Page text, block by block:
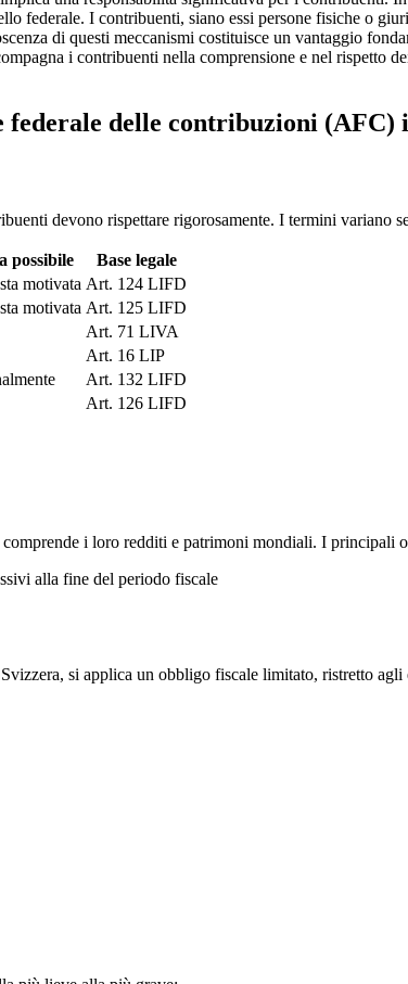
federale. I contribuenti, siano essi persone fisiche o
di questi meccanismi costituisce un vantaggio
i contribuenti nella comprensione e nel rispetto
delle contribuzioni (AFC)
devono rispettare rigorosamente. I termini variano
possibile
Base legale
motivata Art. 124 LIFD
motivata Art. 125 LIFD
Art. 71 LIVA
Art. 16 LIP
Art. 132 LIFD
Art. 126 LIFD
i loro redditi e patrimoni mondiali. I principali
alla fine del periodo fiscale
si applica un obbligo fiscale limitato, ristretto